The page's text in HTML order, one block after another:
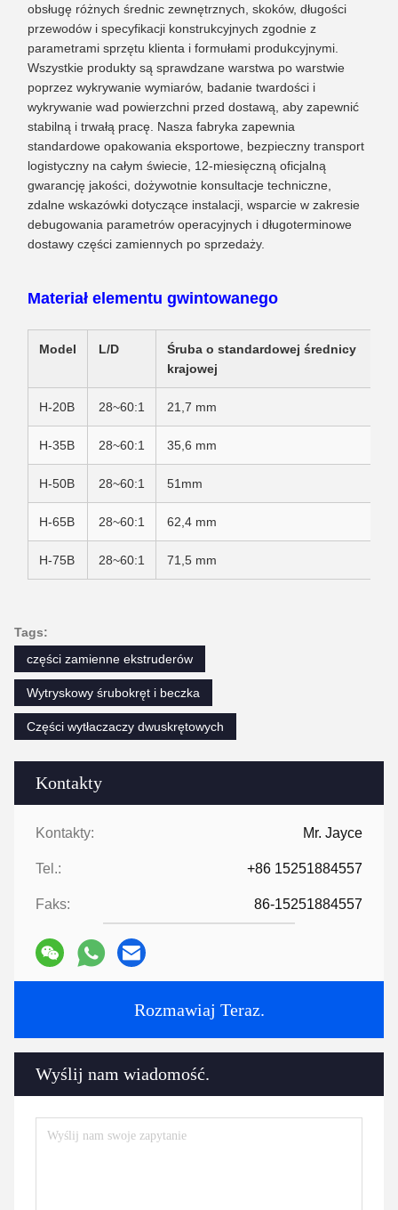
Kontakty
Kontakty: Mr. Jayce
Tel.: +86 15251884557
Faks: 86-15251884557
Rozmawiaj Teraz.
Wyślij nam wiadomość.
obsługę różnych średnic zewnętrznych, skoków, długości
przewodów i specyfikacji konstrukcyjnych zgodnie z
parametrami sprzętu klienta i formułami produkcyjnymi.
Wszystkie produkty są sprawdzane warstwa po warstwie
poprzez wykrywanie wymiarów, badanie twardości i
wykrywanie wad powierzchni przed dostawą, aby zapewnić
stabilną i trwałą pracę. Nasza fabryka zapewnia
standardowe opakowania eksportowe, bezpieczny transport
logistyczny na całym świecie, 12-miesięczną oficjalną
gwarancję jakości, dożywotnie konsultacje techniczne,
zdalne wskazówki dotyczące instalacji, wsparcie w zakresie
debugowania parametrów operacyjnych i długoterminowe
dostawy części zamiennych po sprzedaży.
Materiał elementu gwintowanego
Model L/D
Śruba o standardowej średnicy
krajowej
H-20B 28~60:1 21,7 mm
H-35B 28~60:1 35,6 mm
H-50B 28~60:1 51mm
H-65B 28~60:1 62,4 mm
H-75B 28~60:1 71,5 mm
Tags:
części zamienne ekstruderów
Wytryskowy śrubokręt i beczka
Części wytłaczaczy dwuskrętowych